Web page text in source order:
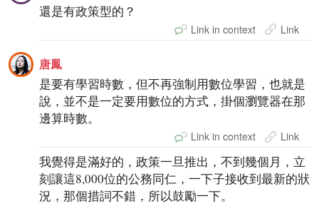
還是有政策型的？
Link in context Link
唐鳳
是要有學習時數，但不再強制用數位學習，也就是
說，並不是一定要用數位的方式，掛個瀏覽器在那
邊算時數。
Link in context Link
我覺得是滿好的，政策一旦推出，不到幾個月，立
刻讓這8,000位的公務同仁，一下子接收到最新的狀
況，那個措詞不錯，所以鼓勵一下。